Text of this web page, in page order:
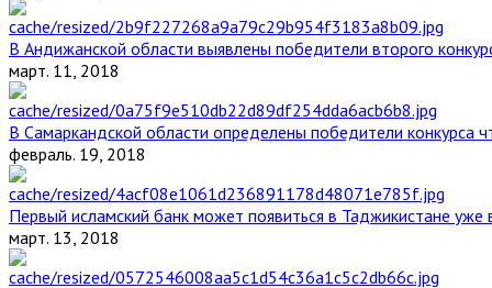
В Андижанской области выявлены победители второго
март. 11, 2018
В Самаркандской области определены победители конкурса
февраль. 19, 2018
Первый исламский банк может появиться в Таджикистане уже
март. 13, 2018